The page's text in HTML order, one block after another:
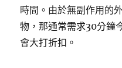
時間。由於無副作用的
物，那通常需求30分鐘
會大打折扣。